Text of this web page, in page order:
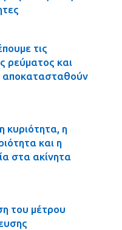
τις
ρεύματος και
αποκατασταθούν
η κυριότητα, η
και η
στα ακίνητα
του μέτρου